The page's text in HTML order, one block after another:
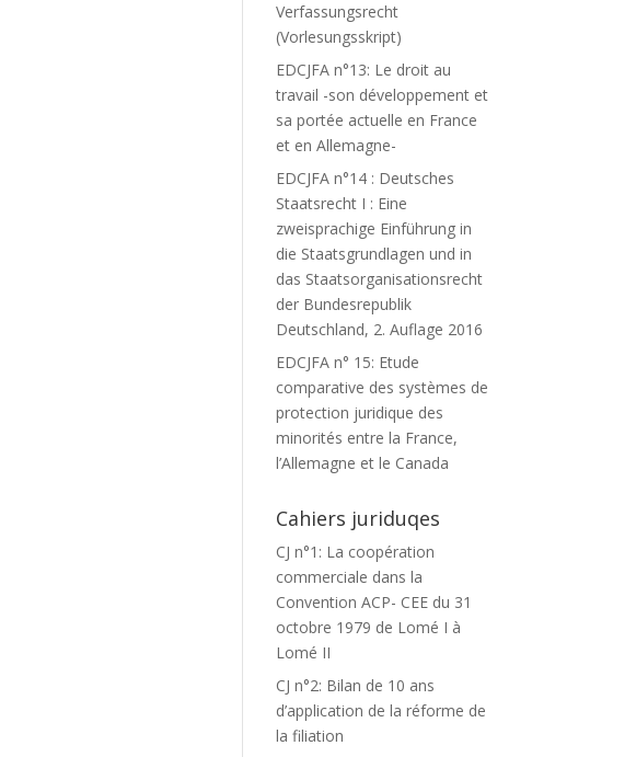
Verfassungsrecht
(Vorlesungsskript)
EDCJFA n°13: Le droit au
travail -son développement et
sa portée actuelle en France
et en Allemagne-
EDCJFA n°14 : Deutsches
Staatsrecht I : Eine
zweisprachige Einführung in
die Staatsgrundlagen und in
das Staatsorganisationsrecht
der Bundesrepublik
Deutschland, 2. Auflage 2016
EDCJFA n° 15: Etude
comparative des systèmes de
protection juridique des
minorités entre la France,
l’Allemagne et le Canada
Cahiers juriduqes
CJ n°1: La coopération
commerciale dans la
Convention ACP- CEE du 31
octobre 1979 de Lomé I à
Lomé II
CJ n°2: Bilan de 10 ans
d’application de la réforme de
la filiation